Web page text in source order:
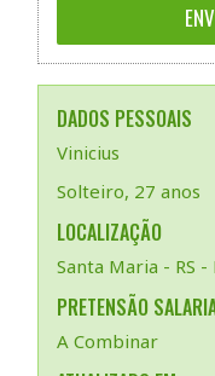
DADOS PESSOAIS
Vinicius
Solteiro, 27 anos
LOCALIZAÇÃO
Santa Maria - RS -
PRETENSÃO
A Combinar